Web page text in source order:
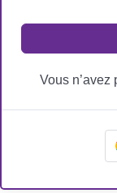
Vous n’avez